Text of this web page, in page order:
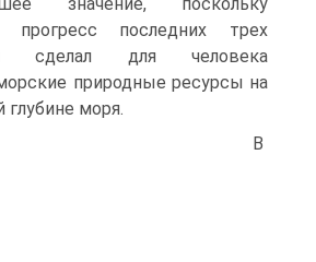
прогресс последних трех
сделал для человека
природные ресурсы на
глубине моря.
В